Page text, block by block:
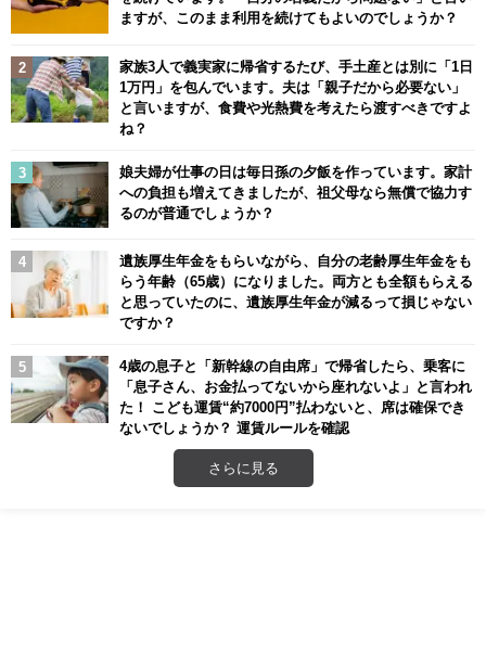
ますが、このまま利用を続けてもよいのでしょうか？
家族3人で義実家に帰省するたび、手土産とは別に「1日
1万円」を包んでいます。夫は「親子だから必要ない」
と言いますが、食費や光熱費を考えたら渡すべきですよ
ね？
娘夫婦が仕事の日は毎日孫の夕飯を作っています。家計
への負担も増えてきましたが、祖父母なら無償で協力す
るのが普通でしょうか？
遺族厚生年金をもらいながら、自分の老齢厚生年金をも
らう年齢（65歳）になりました。両方とも全額もらえる
と思っていたのに、遺族厚生年金が減るって損じゃない
ですか？
4歳の息子と「新幹線の自由席」で帰省したら、乗客に
「息子さん、お金払ってないから座れないよ」と言われ
た！ こども運賃“約7000円”払わないと、席は確保でき
ないでしょうか？ 運賃ルールを確認
さらに見る